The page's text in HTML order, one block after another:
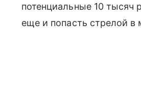
потенциальные 10 тысяч
еще и попасть стрелой в